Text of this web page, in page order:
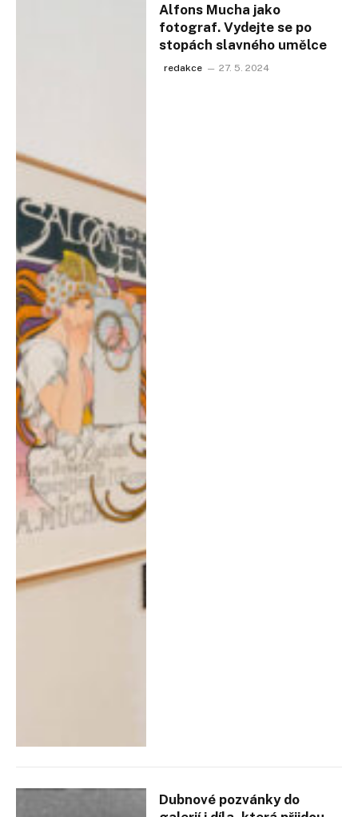
Alfons Mucha jako
fotograf. Vydejte se po
stopách slavného umělce
redakce 27. 5. 2024
Dubnové pozvánky do